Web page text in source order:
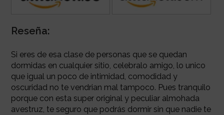
Reseña:
Si eres de esa clase de personas que se quedan
dormidas en cualquier sitio, celebralo amigo, lo unico
que igual un poco de intimidad, comodidad y
oscuridad no te vendrian mal tampoco. Pues tranquilo
porque con esta super original y peculiar almohada
avestruz, te seguro que podrás dormir sin que nadie te